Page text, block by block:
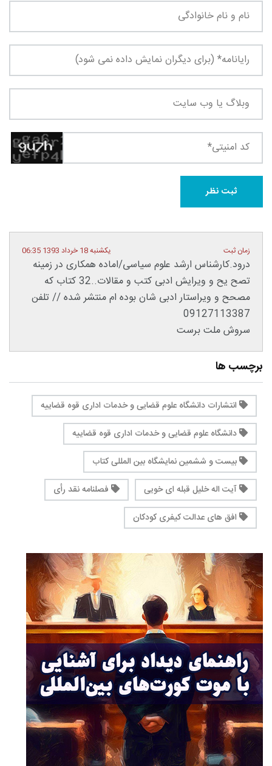
زمان ثبت یکشنبه 18 خرداد 1393 06:35
درود.کارشناس ارشد علوم سیاسی/اماده همکاری در زمینه
تصح یح و ویرایش ادبی کتب و مقالات..32 کتاب که
مصحح و ویراستار ادبی شان بوده ام منتشر شده // تلفن
09127113387
سروش ملت برست
برچسب ها
انتشارات دانشگاه علوم قضایی و خدمات اداری قوه قضاییه
دانشگاه علوم قضایی و خدمات اداری قوه قضاییه
بیست و ششمین نمایشگاه بین المللی کتاب
آیت ­اله خلیل قبله ­ای خویی
فصلنامه نقد رأی
افق های عدالت کیفری کودکان